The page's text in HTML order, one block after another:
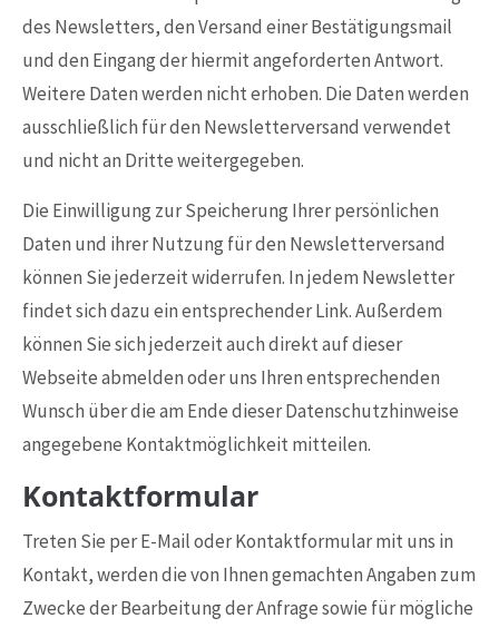
des Newsletters, den Versand einer Bestätigungsmail
und den Eingang der hiermit angeforderten Antwort.
Weitere Daten werden nicht erhoben. Die Daten werden
ausschließlich für den Newsletterversand verwendet
und nicht an Dritte weitergegeben.
Die Einwilligung zur Speicherung Ihrer persönlichen
Daten und ihrer Nutzung für den Newsletterversand
können Sie jederzeit widerrufen. In jedem Newsletter
findet sich dazu ein entsprechender Link. Außerdem
können Sie sich jederzeit auch direkt auf dieser
Webseite abmelden oder uns Ihren entsprechenden
Wunsch über die am Ende dieser Datenschutzhinweise
angegebene Kontaktmöglichkeit mitteilen.
Kontaktformular
Treten Sie per E-Mail oder Kontaktformular mit uns in
Kontakt, werden die von Ihnen gemachten Angaben zum
Zwecke der Bearbeitung der Anfrage sowie für mögliche